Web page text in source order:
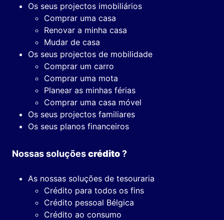
Os seus projectos imobiliários
Comprar uma casa
Renovar a minha casa
Mudar de casa
Os seus projectos de mobilidade
Comprar um carro
Comprar uma mota
Planear as minhas férias
Comprar uma casa móvel
Os seus projectos familiares
Os seus planos financeiros
Nossas soluçõescrédito?
As nossas soluções de tesouraria
Crédito para todos os fins
Crédito pessoal Bélgica
Crédito ao consumo